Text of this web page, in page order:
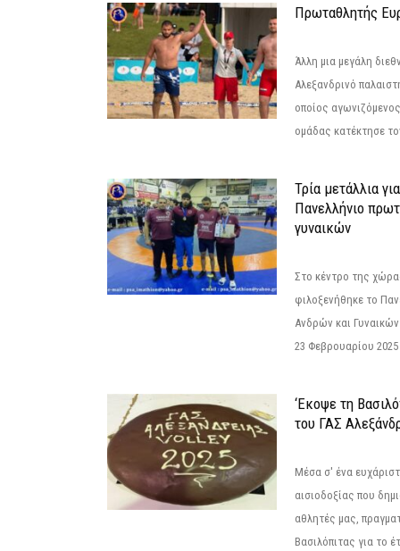
Πρωταθλητής
Άλλη μια μεγάλη
Αλεξανδρινό
οποίος
ομάδας κατέκτησε
Τρία μετάλλια
Πανελλήνιο
γυναικών
Στο κέντρο της
φιλοξενήθηκε το
Ανδρών και
23 Φεβρουαρίου
‘Εκοψε τη
του ΓΑΣ
Μέσα σ' ένα
αισιοδοξίας που
αθλητές μας,
Βασιλόπιτας για το